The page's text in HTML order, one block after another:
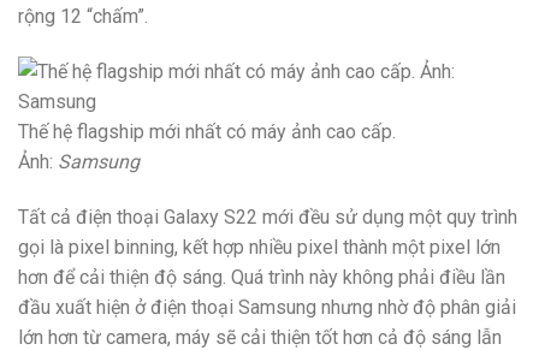
rộng 12 “chấm”.
Thế hệ flagship mới nhất có máy ảnh cao cấp.
Ảnh: Samsung
Tất cả điện thoại Galaxy S22 mới đều sử dụng một quy trình
gọi là pixel binning, kết hợp nhiều pixel thành một pixel lớn
hơn để cải thiện độ sáng. Quá trình này không phải điều lần
đầu xuất hiện ở điện thoại Samsung nhưng nhờ độ phân giải
lớn hơn từ camera, máy sẽ cải thiện tốt hơn cả độ sáng lẫn